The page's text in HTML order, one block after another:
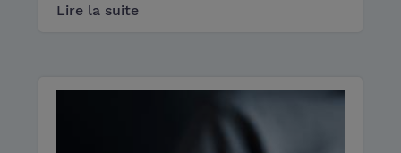
Lire la suite